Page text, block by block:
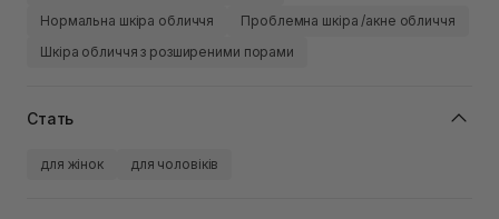
Нормальна шкіра обличчя
Проблемна шкіра /акне обличчя
Шкіра обличчя з розширеними порами
Стать
для жінок для чоловіків